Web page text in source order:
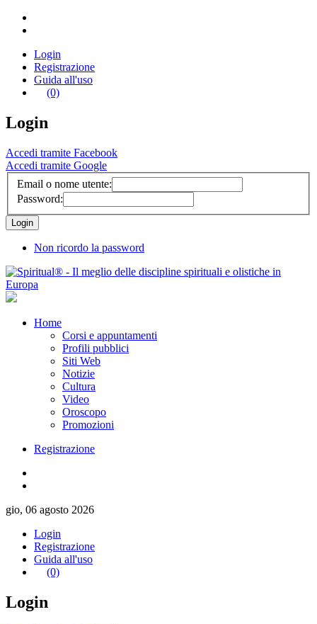
Login
Registrazione
Guida all'uso
(0)
Login
Accedi tramite Facebook
Accedi tramite Google
Email o nome utente:
Password:
Non ricordo la password
Home
Corsi e appuntamenti
Profili pubblici
Siti Web
Notizie
Cultura
Video
Oroscopo
Promozioni
Registrazione
gio, 06 agosto 2026
Login
Registrazione
Guida all'uso
(0)
Login